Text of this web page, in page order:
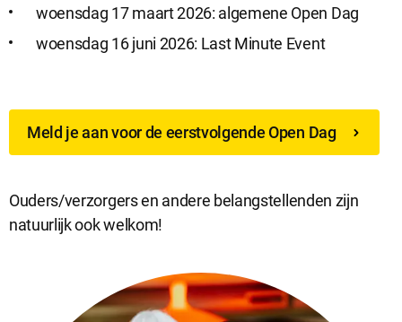
woensdag 17 maart 2026: algemene Open Dag
woensdag 16 juni 2026: Last Minute Event
Meld je aan voor de eerstvolgende Open Dag
Ouders/verzorgers en andere belangstellenden zijn
natuurlijk ook welkom!